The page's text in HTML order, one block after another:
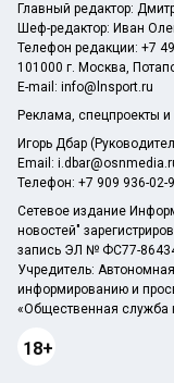
Главный редактор:
Шеф-редактор: Иван
Телефон редакции: +7
101000 г. Москва,
E-mail: info@lnsport.ru
Реклама, спецпроекты
Игорь Дбар
Email:
Телефон: +7 909 936-02-
Сетевое издание
новостей"
запись ЭЛ № ФС77-
Учредитель:
информированию и
«Общественная служба
18+